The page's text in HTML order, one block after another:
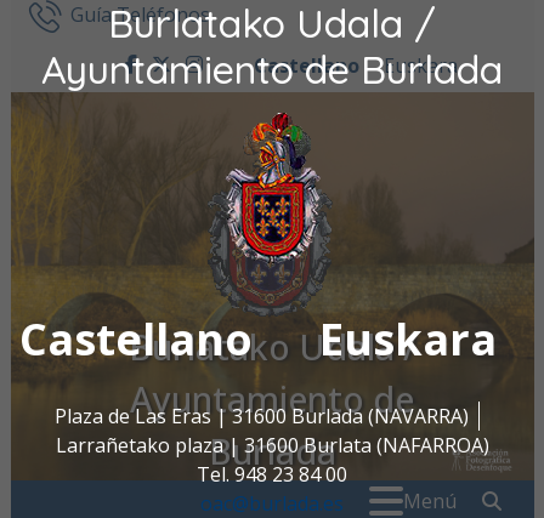
Burlatako Udala /
Ayuntamiento de Burlada
Castellano Euskara
Plaza de Las Eras | 31600 Burlada (NAVARRA)
Larrañetako plaza | 31600 Burlata (NAFARROA)
Tel. 948 23 84 00
oac@burlada.es
Ir al contenidoGuía Teléfonos
facebook
twitter
instagram
Castellano Euskara
Burlatako Udala /
Ayuntamiento de
Burlada
Menú